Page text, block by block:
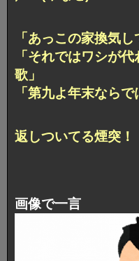
「あっこの家換気し
「それではワシが
歌」
「第九よ年末なら
返しついてる煙突
画像で一言